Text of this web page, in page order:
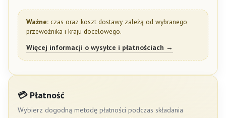
Ważne: czas oraz koszt dostawy zależą od wybranego
przewoźnika i kraju docelowego.
Więcej informacji o wysyłce i płatnościach →
💳 Płatność
Wybierz dogodną metodę płatności podczas składania